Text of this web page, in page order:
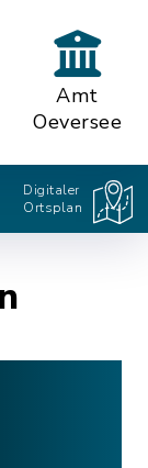
Amt
Oeversee
Digitaler
Ortsplan